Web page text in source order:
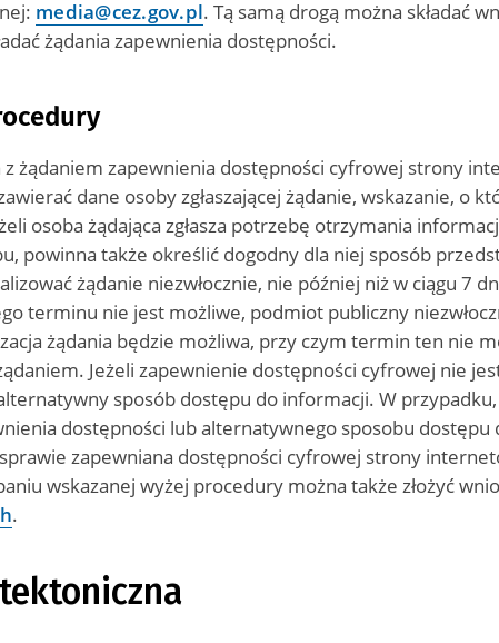
media@cez.gov.pl. Tą samą drogą można składać
żądania zapewnienia dostępności.
żądaniem zapewnienia dostępności cyfrowej strony
dane osoby zgłaszającej żądanie, wskazanie, o
osoba żądająca zgłasza potrzebę otrzymania
powinna także określić dogodny dla niej sposób
żądanie niezwłocznie, nie później niż w ciągu 7
terminu nie jest możliwe, podmiot publiczny
żądania będzie możliwa, przy czym termin ten nie
Jeżeli zapewnienie dostępności cyfrowej nie
sposób dostępu do informacji. W
dostępności lub alternatywnego sposobu dostępu
zapewniana dostępności cyfrowej strony
wskazanej wyżej procedury można także złożyć
.